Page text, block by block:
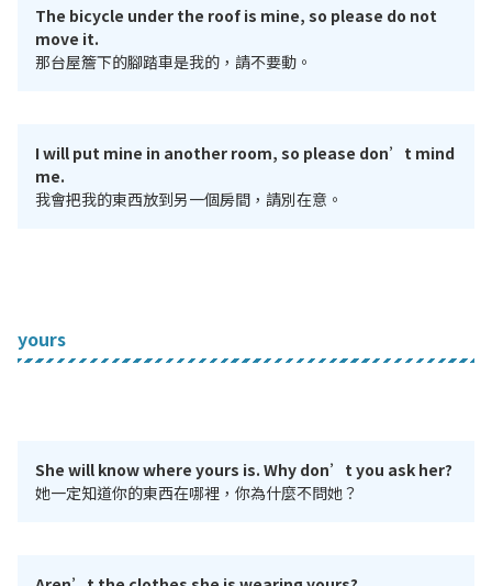
The bicycle under the roof is mine, so please do not
move it.
那台屋簷下的腳踏車是我的，請不要動。
I will put mine in another room, so please don’t mind
me.
我會把我的東西放到另一個房間，請別在意。
yours
She will know where yours is. Why don’t you ask her?
她一定知道你的東西在哪裡，你為什麼不問她？